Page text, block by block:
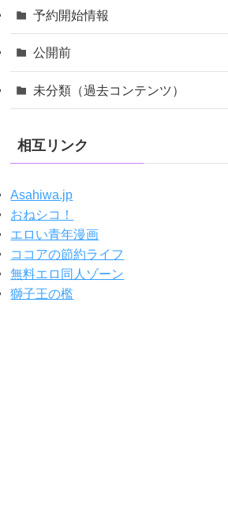
予約開始情報
公開前
未分類（過去コンテンツ）
相互リンク
Asahiwa.jp
おねシコ！
エロい青年漫画
ココアの節約ライフ
無料エロ同人ゾーン
獅子王の檻